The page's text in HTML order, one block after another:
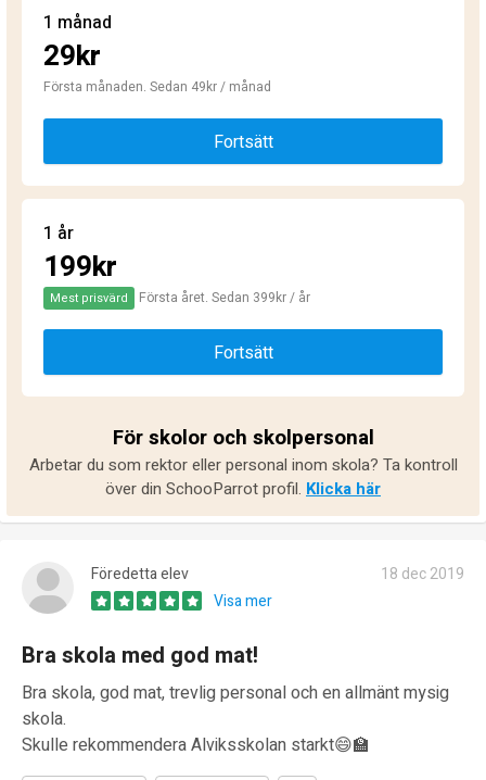
1 månad
29kr
Första månaden. Sedan 49kr / månad
Fortsätt
1 år
199kr
Mest prisvärd Första året. Sedan 399kr / år
Fortsätt
För skolor och skolpersonal
Arbetar du som rektor eller personal inom skola? Ta kontroll
över din SchooParrot profil. Klicka här
Föredetta elev
18 dec 2019
Visa mer
Bra skola med god mat!
Bra skola, god mat, trevlig personal och en allmänt mysig
skola.
Skulle rekommendera Alviksskolan starkt😄🏫